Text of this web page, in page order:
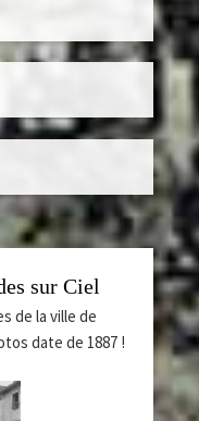
sur Ciel
de la ville de
date de 1887 !